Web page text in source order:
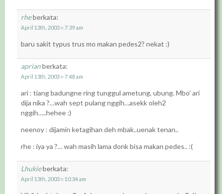
rheberkata:
April 13th, 2003 ≈ 7:39 am
baru sakit typus trus mo makan pedes2? nekat :)
aprianberkata:
April 13th, 2003 ≈ 7:48 am
ari : tiang badungne ring tunggul ametung, ubung. Mbo’ ari
dija nika ?…wah sept pulang nggih…asekk oleh2
nggih…..hehee :)
neenoy : dijamin ketagihan deh mbak..uenak tenan..
rhe : iya ya ?… wah masih lama donk bisa makan pedes.. :(
Lhukieberkata:
April 13th, 2003 ≈ 10:34 am